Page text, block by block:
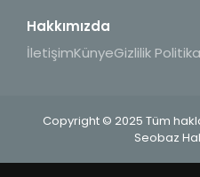
Hakkımızda
İletişimKünyeGizlilik
Copyright © 2025 Tüm
Seobaz